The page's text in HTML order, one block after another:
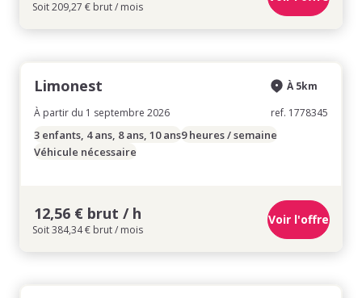
Soit 209,27 € brut / mois
Limonest
À partir du 1 septembre 2026
À 5km
ref. 1778345
3 enfants, 4 ans, 8 ans, 10 ans9 heures / semaine
Véhicule nécessaire
12,56 € brut / h
Soit 384,34 € brut / mois
Voir l'offre